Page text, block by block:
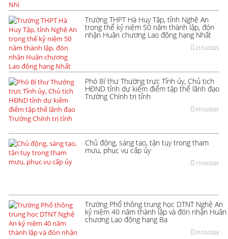
Trường THPT Hà Huy Tập, tỉnh Nghệ An
trọng thể kỷ niệm 50 năm thành lập, đón
nhận Huân chương Lao động hạng Nhất
21/12/2025
Phó Bí thư Thường trực Tỉnh ủy, Chủ tịch
HĐND tỉnh dự kiểm điểm tập thể lãnh đạo
Trường Chính trị tỉnh
07/12/2025
Chủ động, sáng tạo, tận tụy trong tham
mưu, phục vụ cấp ủy
17/10/2025
Trường Phổ thông trung học DTNT Nghệ An
kỷ niệm 40 năm thành lập và đón nhận Huân
chương Lao động hạng Ba
01/12/2024